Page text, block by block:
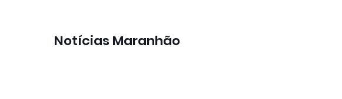
Notícias Maranhão